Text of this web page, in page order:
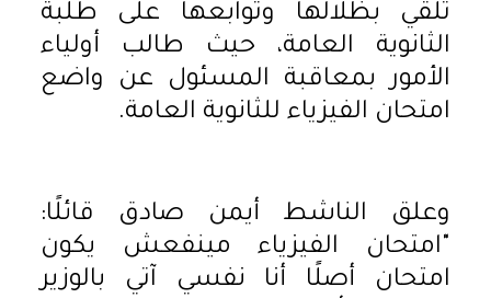
تلقي بظلالها وتوابعها على طلبة
الثانوية العامة، حيث طالب أولياء
الأمور بمعاقبة المسئول عن واضع
امتحان الفيزياء للثانوية العامة.
وعلق الناشط أيمن صادق قائلًا:
"امتحان الفيزياء مينفعش يكون
امتحان أصلًا أنا نفسي آتي بالوزير